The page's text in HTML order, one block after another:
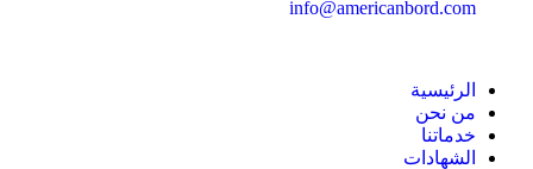
info@americanbord.com
الرئيسية
من نحن
خدماتنا
الشهادات